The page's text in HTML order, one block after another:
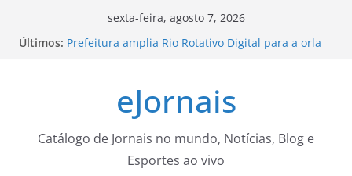
sexta-feira, agosto 7, 2026
Últimos: Prefeitura amplia Rio Rotativo Digital para a orla
C6 Bank oferece até 1 milhão de pontos Átomos
para quem transferir investimentos; veja como
funciona a campanha
Cinema Pontos MIS | Programação de Agosto –
Prefeitura Estância Turística Guaratinguetá
Capital tem 149 mil empresas ativas – CGNotícias
eJornais
Catálogo de Jornais no mundo, Notícias, Blog e
Esportes ao vivo